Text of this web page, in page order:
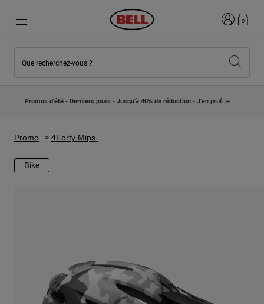
Nouveautés
Casques Motocross Enfant
Explorez Moto
Motocross
Adventure
Nouveautés
Lifestyle
Urbain
Connexion
0
Que recherchez-vous ?
Promos d'été - Derniers jours - Jusqu'à 40% de réduction - J'en profite
Promo 4Forty Mips
Bike